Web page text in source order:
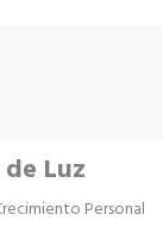
Luz
Personal